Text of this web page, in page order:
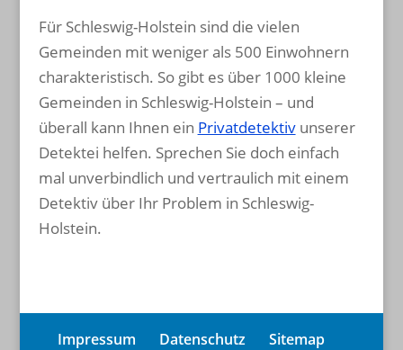
Für Schleswig-Holstein sind die vielen
Gemeinden mit weniger als 500 Einwohnern
charakteristisch. So gibt es über 1000 kleine
Gemeinden in Schleswig-Holstein – und
überall kann Ihnen ein Privatdetektivunserer
Detektei helfen. Sprechen Sie doch einfach
mal unverbindlich und vertraulich mit einem
Detektiv über Ihr Problem in Schleswig-
Holstein.
Impressum Datenschutz Sitemap